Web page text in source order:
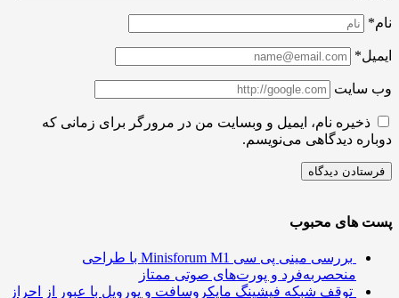
ذخیره نام، ایمیل و وبسایت من در مرورگر برای زمانی که
دیدگاهی می‌نویسم.
های محبوب
بررسی مینی پی ‌سی Minisforum M1 با طراحی
منحصربه‌فرد و پورت‌های صوتی ممتاز
توقف شبکه فیشینگ مایکروسافت و یوروپل با عبور از احراز